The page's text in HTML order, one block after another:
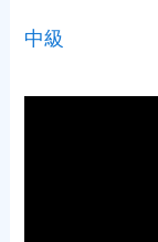
中級